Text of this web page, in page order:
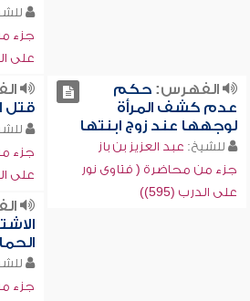
جزء
على
الفهرس:حكم
عدم كشف المرأة
لوجهها عند زوج ابنتها
للشيخ: عبد العزيز بن باز
جزء من محاضرة ( فتاوى نور
على الدرب (595))
قتل
جزء
على
جزء